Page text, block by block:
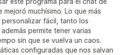
muchísimo. Lo que más
fácil, tanto los
permite tener varias
sin que se vuelva un caos.
configuradas que nos salvan